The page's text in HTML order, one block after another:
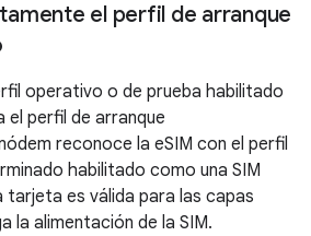
el perfil de arranque
operativo o de prueba habilitado
el perfil de arranque
reconoce la eSIM con el perfil
habilitado como una SIM
tarjeta es válida para las capas
la alimentación de la SIM.